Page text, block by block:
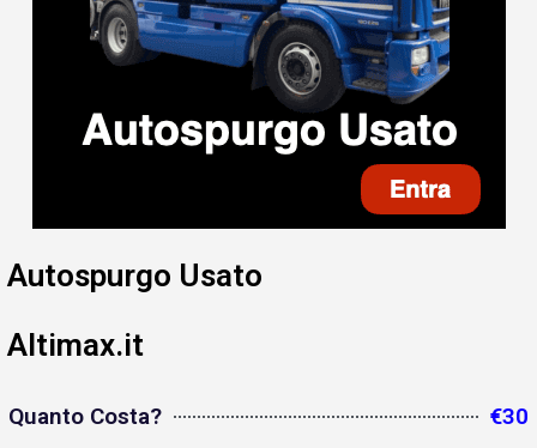
Autospurgo Usato
Altimax.it
Quanto Costa? €30